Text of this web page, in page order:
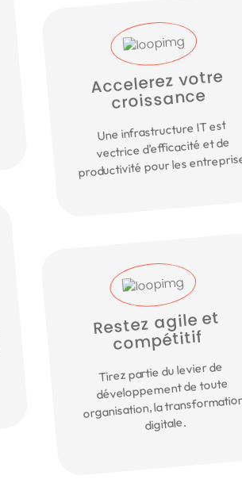
Accelerez votre
croissance
Une infrastructure IT est
vectrice d’efficacité et de
productivité pour les
Restez agile et
compétitif
Tirez partie du levier de
développement de toute
organisation, la
digitale.